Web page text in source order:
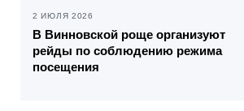
2 ИЮЛЯ 2026
В Винновской роще организуют
рейды по соблюдению режима
посещения